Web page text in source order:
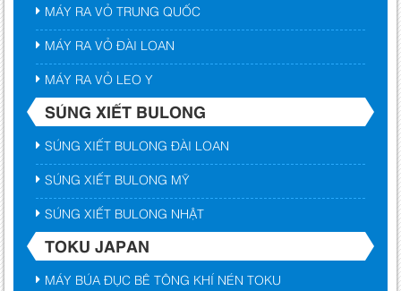
MÁY RA VỎ TRUNG QUỐC
MÁY RA VỎ ĐÀI LOAN
MÁY RA VỎ LEO Y
SÚNG XIẾT BULONG
SÚNG XIẾT BULONG ĐÀI LOAN
SÚNG XIẾT BULONG MỸ
SÚNG XIẾT BULONG NHẬT
TOKU JAPAN
MÁY BÚA ĐỤC BÊ TÔNG KHÍ NÉN TOKU